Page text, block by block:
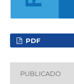
PDF
PUBLICADO